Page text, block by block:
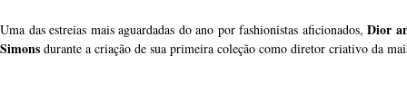
Uma das estreias mais aguardadas do ano por fashionistas aficionados,Dior
Simons durante a criação de sua primeira coleção como diretor criativo da